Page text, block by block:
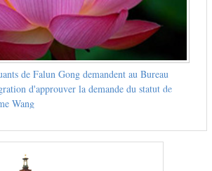
de Falun Gong demandent au Bureau
d'approuver la demande du statut de
Wang